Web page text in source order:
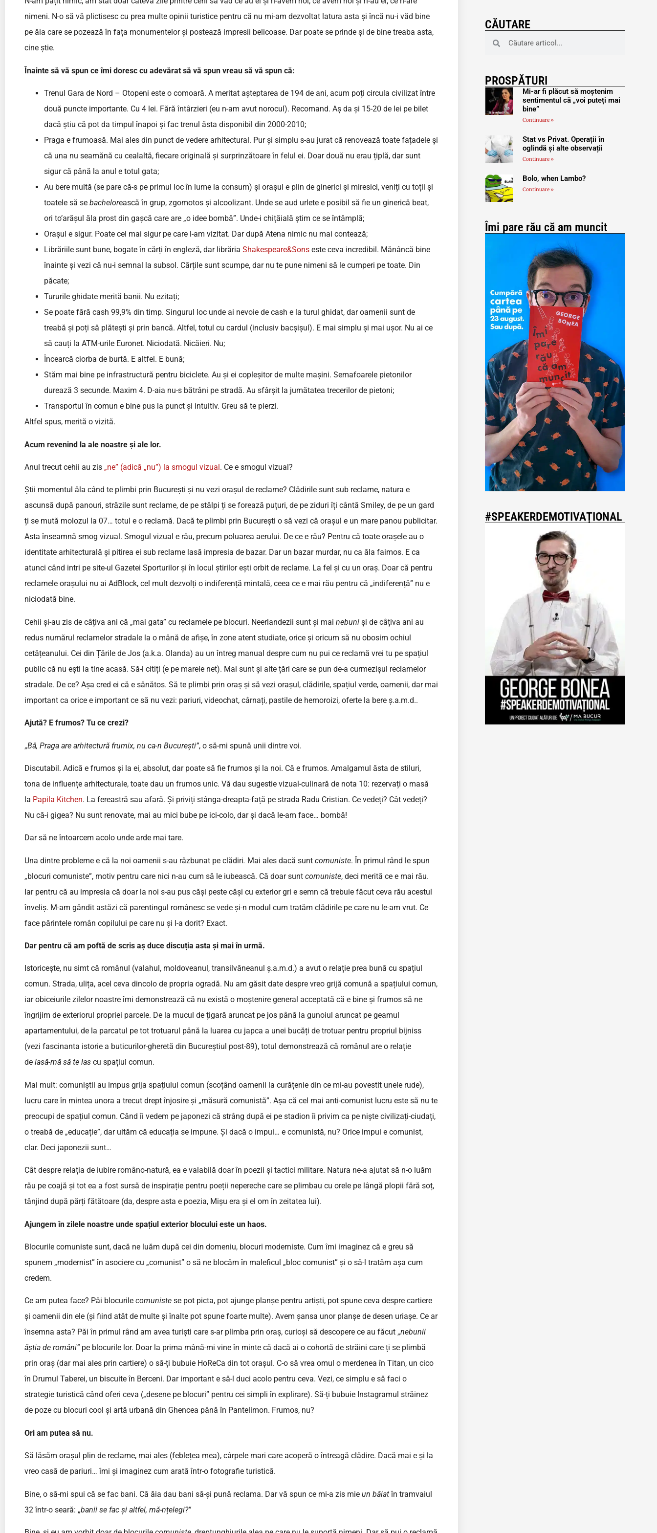
nimeni. N-o să vă plictisesc cu prea multe opinii turistice pentru că nu mi-am dezvoltat latura asta și încă nu-i văd bine
pe ăia care se pozează în fața monumentelor și postează impresii belicoase. Dar poate se prinde și de bine treaba asta,
cine știe.
Înainte să vă spun ce îmi doresc cu adevărat să vă spun vreau să vă spun că:
Trenul Gara de Nord – Otopeni este o comoară. A meritat așteptarea de 194 de ani, acum poți circula civilizat între
două puncte importante. Cu 4 lei. Fără întârzieri (eu n-am avut norocul). Recomand. Aș da și 15-20 de lei pe bilet
dacă știu că pot da timpul înapoi și fac trenul ăsta disponibil din 2000-2010;
Praga e frumoasă. Mai ales din punct de vedere arhitectural. Pur și simplu s-au jurat că renovează toate fațadele și
că una nu seamănă cu cealaltă, fiecare originală și surprinzătoare în felul ei. Doar două nu erau țiplă, dar sunt
sigur că până la anul e totul gata;
Au bere multă (se pare că-s pe primul loc în lume la consum) și orașul e plin de ginerici și miresici, veniți cu toții și
toatele să se bachelorească în grup, zgomotos și alcoolizant. Unde se aud urlete e posibil să fie un ginerică beat,
ori to’arășul ăla prost din gașcă care are „o idee bombă”. Unde-i chițăială știm ce se întâmplă;
Orașul e sigur. Poate cel mai sigur pe care l-am vizitat. Dar după Atena nimic nu mai contează;
Librăriile sunt bune, bogate în cărți în engleză, dar librăria Shakespeare&Sons este ceva incredibil. Mănâncă bine
înainte și vezi că nu-i semnal la subsol. Cărțile sunt scumpe, dar nu te pune nimeni să le cumperi pe toate. Din
păcate;
Tururile ghidate merită banii. Nu ezitați;
Se poate fără cash 99,9% din timp. Singurul loc unde ai nevoie de cash e la turul ghidat, dar oamenii sunt de
treabă și poți să plătești și prin bancă. Altfel, totul cu cardul (inclusiv bacșișul). E mai simplu și mai ușor. Nu ai ce
să cauți la ATM-urile Euronet. Niciodată. Nicăieri. Nu;
Încearcă ciorba de burtă. E altfel. E bună;
Stăm mai bine pe infrastructură pentru biciclete. Au și ei copleșitor de multe mașini. Semafoarele pietonilor
durează 3 secunde. Maxim 4. D-aia nu-s bătrâni pe stradă. Au sfârșit la jumătatea trecerilor de pietoni;
Transportul în comun e bine pus la punct și intuitiv. Greu să te pierzi.
Altfel spus, merită o vizită.
Acum revenind la ale noastre și ale lor.
Anul trecut cehii au zis „ne” (adică „nu”) la smogul vizual. Ce e smogul vizual?
Știi momentul ăla când te plimbi prin București și nu vezi orașul de reclame? Clădirile sunt sub reclame, natura e
ascunsă după panouri, străzile sunt reclame, de pe stâlpi ți se forează puțuri, de pe ziduri îți cântă Smiley, de pe un gard
ți se mută molozul la 07… totul e o reclamă. Dacă te plimbi prin București o să vezi că orașul e un mare panou publicitar.
Asta înseamnă smog vizual. Smogul vizual e rău, precum poluarea aerului. De ce e rău? Pentru că toate orașele au o
identitate arhitecturală și pitirea ei sub reclame lasă impresia de bazar. Dar un bazar murdar, nu ca ăla faimos. E ca
atunci când intri pe site-ul Gazetei Sporturilor și în locul știrilor ești orbit de reclame. La fel și cu un oraș. Doar că pentru
reclamele orașului nu ai AdBlock, cel mult dezvolți o indiferență mintală, ceea ce e mai rău pentru că „indiferență” nu e
niciodată bine.
Cehii și-au zis de câțiva ani că „mai gata” cu reclamele pe blocuri. Neerlandezii sunt și mai nebuni și de câțiva ani au
redus numărul reclamelor stradale la o mână de afișe, în zone atent studiate, orice și oricum să nu obosim ochiul
cetățeanului. Cei din Țările de Jos (a.k.a. Olanda) au un întreg manual despre cum nu pui ce reclamă vrei tu pe spațiul
public că nu ești la tine acasă. Să-l citiți (e pe marele net). Mai sunt și alte țări care se pun de-a curmezișul reclamelor
stradale. De ce? Așa cred ei că e sănătos. Să te plimbi prin oraș și să vezi orașul, clădirile, spațiul verde, oamenii, dar mai
important ca orice e important ce să nu vezi: pariuri, videochat, cârnați, pastile de hemoroizi, oferte la bere ș.a.m.d..
Ajută? E frumos? Tu ce crezi?
„Bă, Praga are arhitectură frumix, nu ca-n București”, o să-mi spună unii dintre voi.
Discutabil. Adică e frumos și la ei, absolut, dar poate să fie frumos și la noi. Că e frumos. Amalgamul ăsta de stiluri,
tona de influențe arhitecturale, toate dau un frumos unic. Vă dau sugestie vizual-culinară de nota 10: rezervați o masă
la Papila Kitchen. La fereastră sau afară. Și priviți stânga-dreapta-față pe strada Radu Cristian. Ce vedeți? Cât vedeți?
Nu că-i gigea? Nu sunt renovate, mai au mici bube pe ici-colo, dar și dacă le-am face… bombă!
Dar să ne întoarcem acolo unde arde mai tare.
Una dintre probleme e că la noi oamenii s-au răzbunat pe clădiri. Mai ales dacă sunt comuniste. În primul rând le spun
„blocuri comuniste”, motiv pentru care nici n-au cum să le iubească. Că doar sunt comuniste, deci merită ce e mai rău.
Iar pentru că au impresia că doar la noi s-au pus căși peste căși cu exterior gri e semn că trebuie făcut ceva rău acestul
înveliș. M-am gândit astăzi că parentingul românesc se vede și-n modul cum tratăm clădirile pe care nu le-am vrut. Ce
face părintele român copilului pe care nu și l-a dorit? Exact.
Dar pentru că am poftă de scris aș duce discuția asta și mai în urmă.
Istoricește, nu simt că românul (valahul, moldoveanul, transilvăneanul ș.a.m.d.) a avut o relație prea bună cu spațiul
comun. Strada, ulița, acel ceva dincolo de propria ogradă. Nu am găsit date despre vreo grijă comună a spațiului comun,
iar obiceiurile zilelor noastre îmi demonstrează că nu există o moștenire general acceptată că e bine și frumos să ne
îngrijim de exteriorul propriei parcele. De la mucul de țigară aruncat pe jos până la gunoiul aruncat pe geamul
apartamentului, de la parcatul pe tot trotuarul până la luarea cu japca a unei bucăți de trotuar pentru propriul bijniss
(vezi fascinanta istorie a buticurilor-gheretă din Bucureștiul post-89), totul demonstrează că românul are o relație
de lasă-mă să te las cu spațiul comun.
Mai mult: comuniștii au impus grija spațiului comun (scoțând oamenii la curățenie din ce mi-au povestit unele rude),
lucru care în mintea unora a trecut drept înjosire și „măsură comunistă”. Așa că cel mai anti-comunist lucru este să nu te
preocupi de spațiul comun. Când îi vedem pe japonezi că strâng după ei pe stadion îi privim ca pe niște civilizați-ciudați,
o treabă de „educație”, dar uităm că educația se impune. Și dacă o impui… e comunistă, nu? Orice impui e comunist,
clar. Deci japonezii sunt…
Cât despre relația de iubire româno-natură, ea e valabilă doar în poezii și tactici militare. Natura ne-a ajutat să n-o luăm
rău pe coajă și tot ea a fost sursă de inspirație pentru poeții nepereche care se plimbau cu orele pe lângă plopii fără soț,
tânjind după părți fătătoare (da, despre asta e poezia, Mișu era și el om în zeitatea lui).
Ajungem în zilele noastre unde spațiul exterior blocului este un haos.
Blocurile comuniste sunt, dacă ne luăm după cei din domeniu, blocuri moderniste. Cum îmi imaginez că e greu să
spunem „modernist” în asociere cu „comunist” o să ne blocăm în maleficul „bloc comunist” și o să-l tratăm așa cum
credem.
Ce am putea face? Păi blocurile comuniste se pot picta, pot ajunge planșe pentru artiști, pot spune ceva despre cartiere
și oamenii din ele (și fiind atât de multe și înalte pot spune foarte multe). Avem șansa unor planșe de desen uriașe. Ce ar
însemna asta? Păi în primul rând am avea turiști care s-ar plimba prin oraș, curioși să descopere ce au făcut „nebunii
ăștia de români”pe blocurile lor. Doar la prima mână-mi vine în minte că dacă ai o cohortă de străini care ți se plimbă
prin oraș (dar mai ales prin cartiere) o să-ți bubuie HoReCa din tot orașul. C-o să vrea omul o merdenea în Titan, un cico
în Drumul Taberei, un biscuite în Berceni. Dar important e să-l duci acolo pentru ceva. Vezi, ce simplu e să faci o
strategie turistică când oferi ceva („desene pe blocuri” pentru cei simpli în explirare). Să-ți bubuie Instagramul străinez
de poze cu blocuri cool și artă urbană din Ghencea până în Pantelimon. Frumos, nu?
Ori am putea să nu.
Să lăsăm orașul plin de reclame, mai ales (feblețea mea), cârpele mari care acoperă o întreagă clădire. Dacă mai e și la
vreo casă de pariuri… îmi și imaginez cum arată într-o fotografie turistică.
Bine, o să-mi spui că se fac bani. Că ăia dau bani să-și pună reclama. Dar vă spun ce mi-a zis mie un băiatîn tramvaiul
32 într-o seară: „banii se fac și altfel, mă-nțelegi?”
CĂUTARE
PROSPĂTURI
Mi-ar fi plăcut să moștenim
sentimentul că „voi puteți mai
bine”
Continuare »
Stat vs Privat. Operații în
oglindă și alte observații
Continuare »
Bolo, when Lambo?
Continuare »
Îmi pare rău că am muncit
#SPEAKERDEMOTIVAȚIONAL